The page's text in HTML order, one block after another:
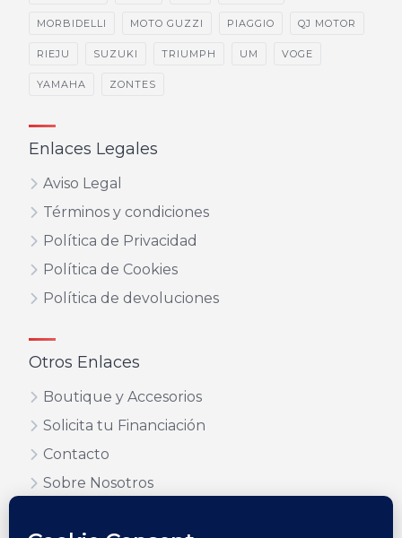
MORBIDELLI MOTO GUZZI PIAGGIO QJ MOTOR
RIEJU SUZUKI TRIUMPH UM VOGE
YAMAHA ZONTES
Enlaces Legales
Aviso Legal
Términos y condiciones
Política de Privacidad
Política de Cookies
Política de devoluciones
Otros Enlaces
Boutique y Accesorios
Solicita tu Financiación
Contacto
Sobre Nosotros